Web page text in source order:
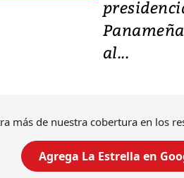
al...
más de nuestra cobertura en los
Agrega La Estrella en